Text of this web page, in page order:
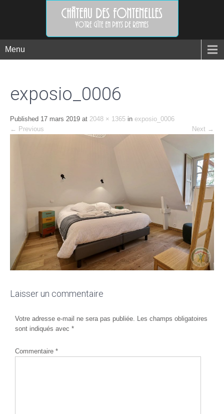
Menu
exposio_0006
Published 17 mars 2019 at 2048 × 1365 in exposio_0006
← Previous Next →
Laisser un commentaire
Votre adresse e-mail ne sera pas publiée.
Les champs obligatoires
sont indiqués avec *
Commentaire *